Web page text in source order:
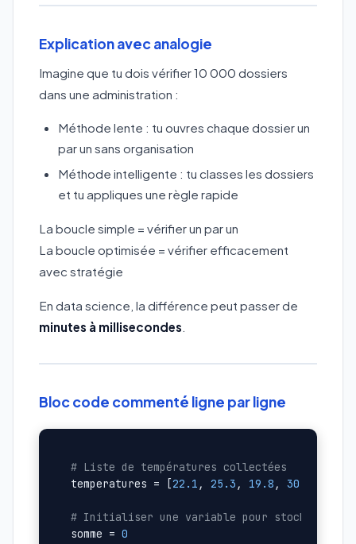
Explication avec analogie
Imagine que tu dois vérifier 10 000 dossiers
dans une administration :
Méthode lente : tu ouvres chaque dossier un
par un sans organisation
Méthode intelligente : tu classes les dossiers
et tu appliques une règle rapide
La boucle simple = vérifier un par un
La boucle optimisée = vérifier efficacement
avec stratégie
En data science, la différence peut passer de
minutes à millisecondes
Bloc code commenté ligne par ligne
# Liste de températures collectées
temperatures = [22.1 , 25.3 , 19.8 , 30.2
# Initialiser une variable pour stocker la
somme = 0